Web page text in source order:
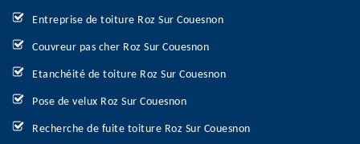
Entreprise de toiture Roz Sur Couesnon
Couvreur pas cher Roz Sur Couesnon
Etanchéité de toiture Roz Sur Couesnon
Pose de velux Roz Sur Couesnon
Recherche de fuite toiture Roz Sur Couesnon